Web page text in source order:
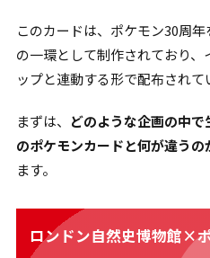
このカードは、ポケモン30周
の一環として制作されており
ップと連動する形で配布されて
まずは、 どのような企画の中
のポケモンカードと何が違うの
ます。
ロンドン自然史博物館×